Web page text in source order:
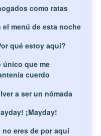
como ratas
el menú de esta noche
qué estoy aquí?
único que me
cuerdo
a ser un nómada
¡Mayday!
no eres de por aquí